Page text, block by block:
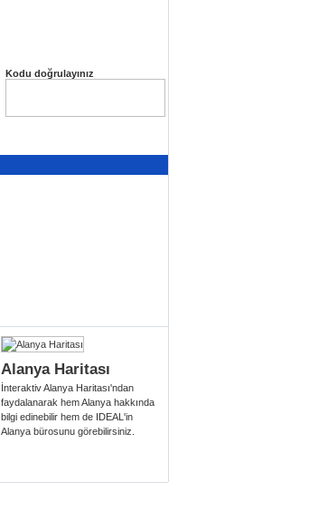
Kodu doğrulayınız
Alanya Haritası
İnteraktiv Alanya Haritası'ndan
faydalanarak hem Alanya hakkında
bilgi edinebilir hem de IDEAL'in
Alanya bürosunu görebilirsiniz.